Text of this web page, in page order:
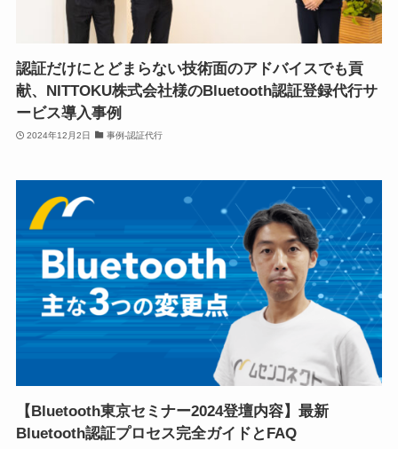
認証だけにとどまらない技術面のアドバイスでも貢
献、NITTOKU株式会社様のBluetooth認証登録代行サ
ービス導入事例
2024年12月2日 事例-認証代行
【Bluetooth東京セミナー2024登壇内容】最新
Bluetooth認証プロセス完全ガイドとFAQ